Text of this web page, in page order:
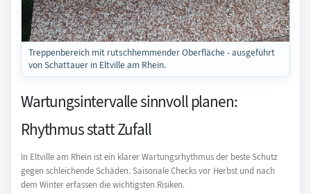
Treppenbereich mit rutschhemmender Oberfläche - ausgeführt
von Schattauer in Eltville am Rhein.
Wartungsintervalle sinnvoll planen:
Rhythmus statt Zufall
In Eltville am Rhein ist ein klarer Wartungsrhythmus der beste Schutz
gegen schleichende Schäden. Saisonale Checks vor Herbst und nach
dem Winter erfassen die wichtigsten Risiken.